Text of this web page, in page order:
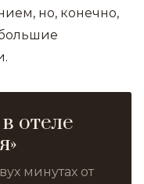
но, конечно,
отеле
минутах от